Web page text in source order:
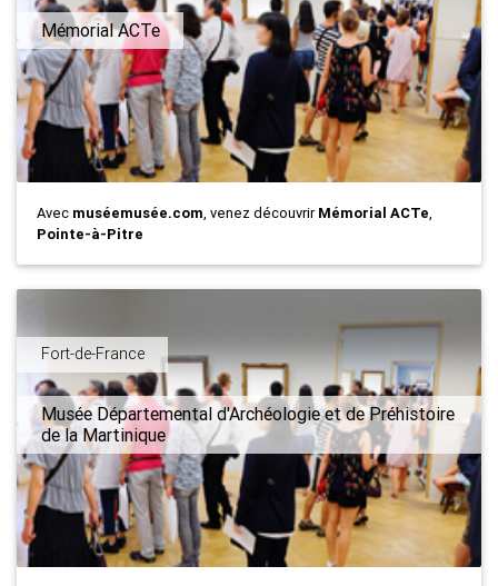
Mémorial ACTe
Avec muséemusée.com, venez découvrirMémorial ACTe,
Pointe-à-Pitre
Fort-de-France
Musée Départemental d'Archéologie et de Préhistoire
de la Martinique